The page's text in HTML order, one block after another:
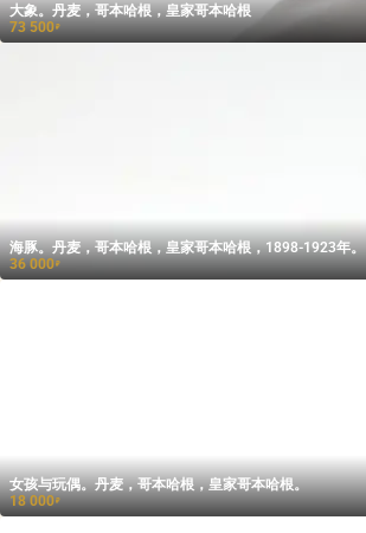
大象。丹麦，哥本哈根，皇家哥本哈根
73 500₽
海豚。丹麦，哥本哈根，皇家哥本哈根，1898-1923年。
36 000₽
女孩与玩偶。丹麦，哥本哈根，皇家哥本哈根。
18 000₽